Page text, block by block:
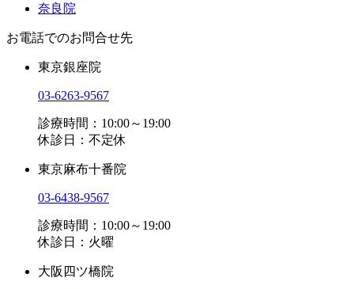
奈良院
お電話でのお問合せ先
東京銀座院
03-6263-9567
診療時間：10:00～19:00
休診日：不定休
東京麻布十番院
03-6438-9567
診療時間：10:00～19:00
休診日：火曜
大阪四ツ橋院